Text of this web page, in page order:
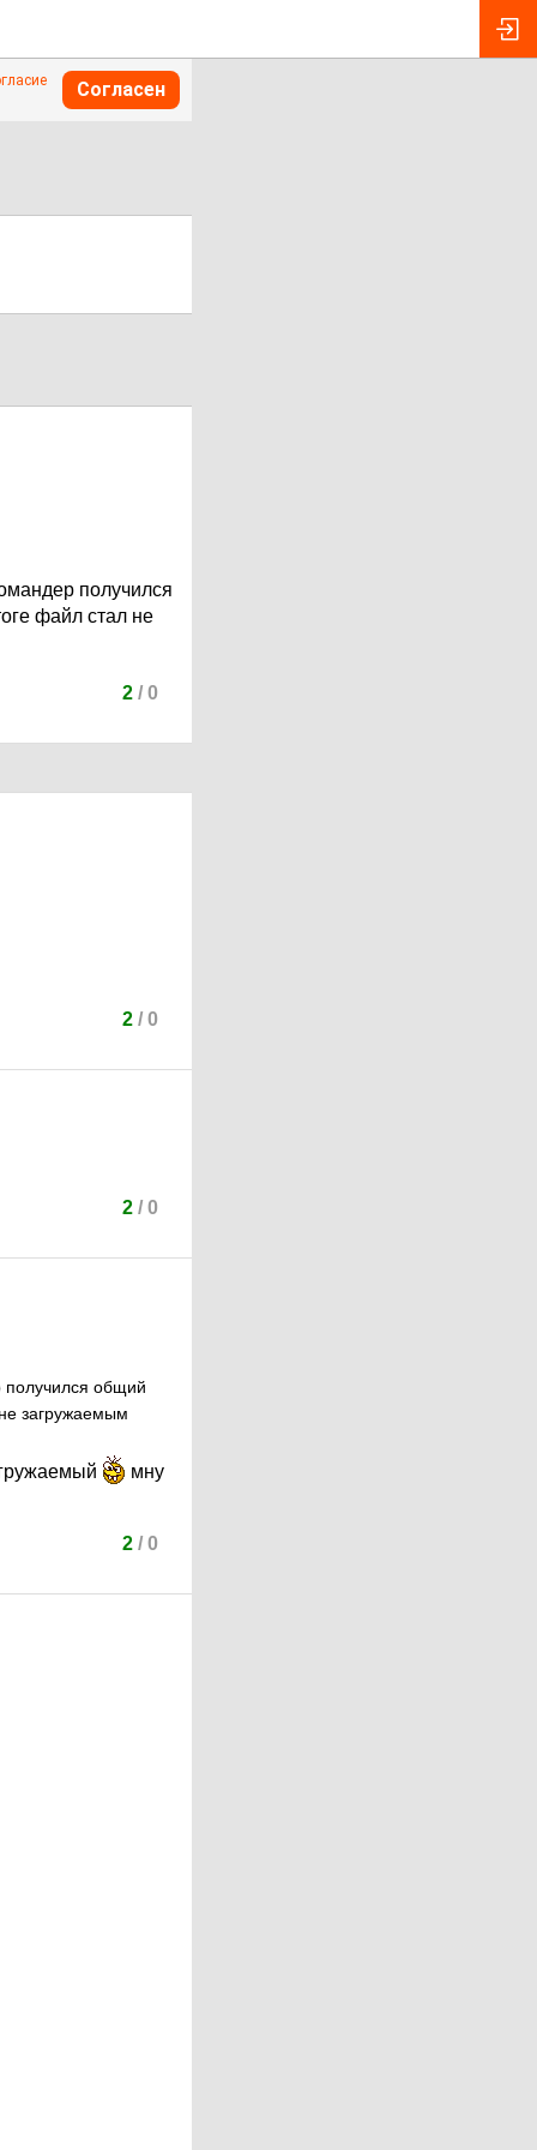
Согласен
получился
файл стал не
2/ 0
2/ 0
2/ 0
получился общий
загружаемым
мну
2/ 0